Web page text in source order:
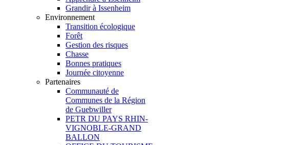
Grandir à Issenheim
Environnement
Transition écologique
Forêt
Gestion des risques
Chasse
Bonnes pratiques
Journée citoyenne
Partenaires
Communauté de
Communes de la Région
de Guebwiller
PETR DU PAYS RHIN-
VIGNOBLE-GRAND
BALLON